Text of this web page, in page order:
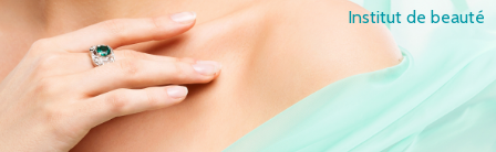
Institut de beauté